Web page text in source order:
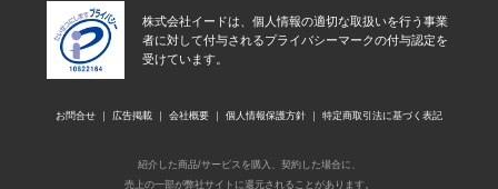
株式会社イードは、個人情報の適切な取扱いを行う事業
者に対して付与されるプライバシーマークの付与認定を
受けています。
お問合せ 広告掲載 会社概要 個人情報保護方針 特定商取引法に基づく表記
紹介した商品/サービスを購入、契約した場合に、
売上の一部が弊社サイトに還元されることがあります。